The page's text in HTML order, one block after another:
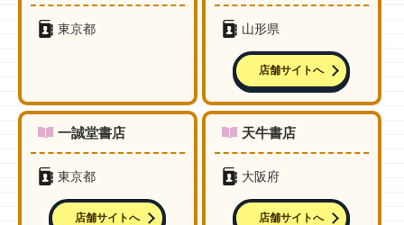
東京都 山形県
店舗サイトへ
一誠堂書店
東京都
店舗サイトへ
天牛書店
大阪府
店舗サイトへ